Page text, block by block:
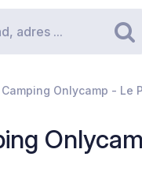
Camping Onlycamp - Le